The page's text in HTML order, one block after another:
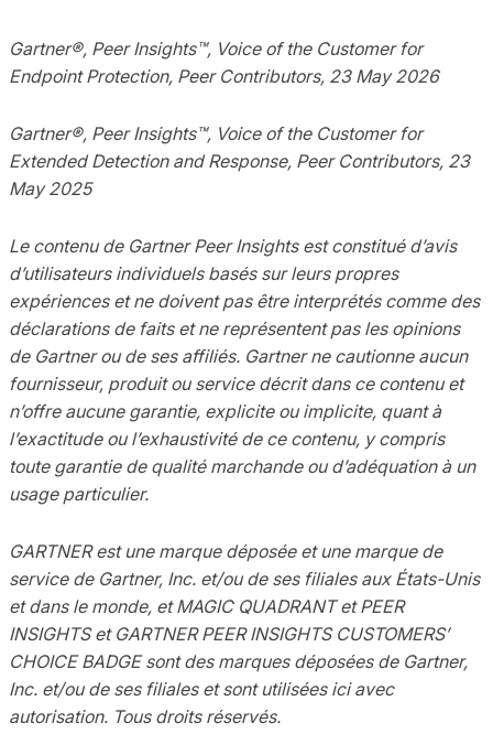
Gartner®, Peer Insights™, Voice of the Customer for
Endpoint Protection, Peer Contributors, 23 May 2026
Gartner®, Peer Insights™, Voice of the Customer for
Extended Detection and Response, Peer Contributors, 23
May 2025
Le contenu de Gartner Peer Insights est constitué d’avis
d’utilisateurs individuels basés sur leurs propres
expériences et ne doivent pas être interprétés comme des
déclarations de faits et ne représentent pas les opinions
de Gartner ou de ses affiliés. Gartner ne cautionne aucun
fournisseur, produit ou service décrit dans ce contenu et
n’offre aucune garantie, explicite ou implicite, quant à
l’exactitude ou l’exhaustivité de ce contenu, y compris
toute garantie de qualité marchande ou d’adéquation à un
usage particulier.
GARTNER est une marque déposée et une marque de
service de Gartner, Inc. et/ou de ses filiales aux États-Unis
et dans le monde, et MAGIC QUADRANT et PEER
INSIGHTS et GARTNER PEER INSIGHTS CUSTOMERS’
CHOICE BADGE sont des marques déposées de Gartner,
Inc. et/ou de ses filiales et sont utilisées ici avec
autorisation. Tous droits réservés.